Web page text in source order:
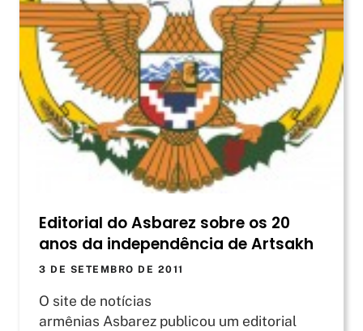
Editorial do Asbarez sobre os 20
anos da independência de Artsakh
3 DE SETEMBRO DE 2011
O site de notícias
armênias Asbarez publicou um editorial